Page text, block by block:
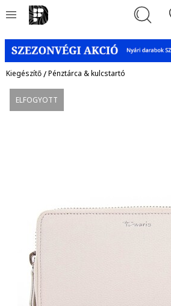
Kiegészítő/Pénztárca & kulcstartó
ELFOGYOTT